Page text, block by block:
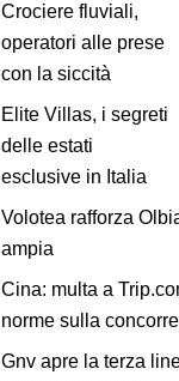
Crociere fluviali,
operatori alle prese
con la siccità
Elite Villas, i segreti
delle estati
esclusive in Italia
Volotea rafforza
ampia
Cina: multa a
norme sulla
Gnv apre la terza